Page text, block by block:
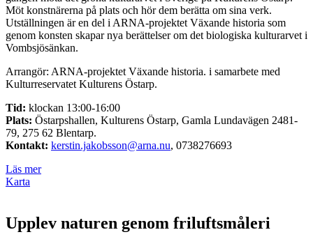
Möt konstnärerna på plats och hör dem berätta om sina verk.
Utställningen är en del i ARNA-projektet Växande historia som
genom konsten skapar nya berättelser om det biologiska kulturarvet i
Vombsjösänkan.
Arrangör: ARNA-projektet Växande historia. i samarbete med
Kulturreservatet Kulturens Östarp.
Tid: klockan 13:00-16:00
Plats: Östarpshallen, Kulturens Östarp, Gamla Lundavägen 2481-
79, 275 62 Blentarp.
Kontakt: kerstin.jakobsson@arna.nu, 0738276693
Läs mer
Karta
Upplev naturen genom friluftsmåleri